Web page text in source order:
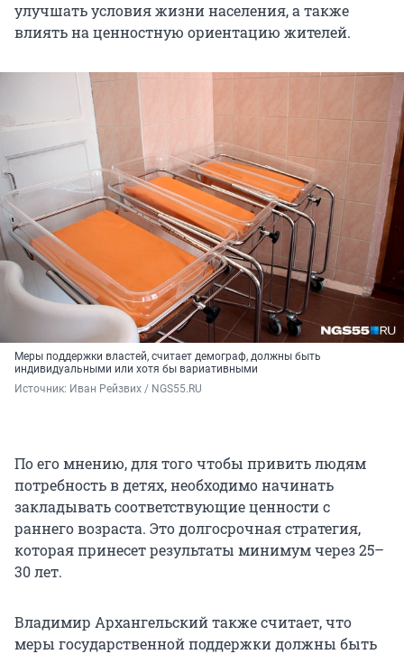
улучшать условия жизни населения, а также
влиять на ценностную ориентацию жителей.
Меры поддержки властей, считает демограф, должны быть
индивидуальными или хотя бы вариативными
Источник: Иван Рейзвих / NGS55.RU
По его мнению, для того чтобы привить людям
потребность в детях, необходимо начинать
закладывать соответствующие ценности с
раннего возраста. Это долгосрочная стратегия,
которая принесет результаты минимум через 25–
30 лет.
Владимир Архангельский также считает, что
меры государственной поддержки должны быть